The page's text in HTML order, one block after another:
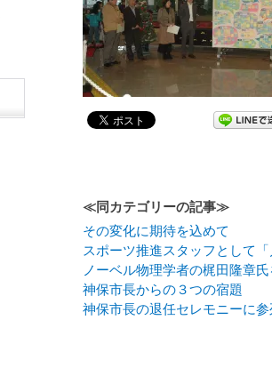
≪同カテゴリーの記事≫
その変化に期待を込めて
スポーツ推進スタッフとして
ノーベル物理学者の梶田隆章
神保市長からの３つの宿題
神保市長の退任セレモニーに参